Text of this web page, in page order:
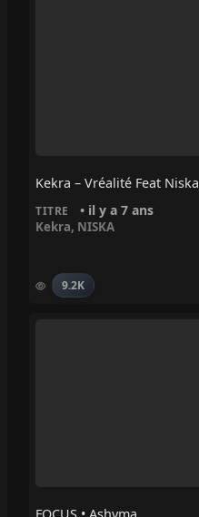
Kekra – Vréalité Feat Niska
TITRE • il y a 7 ans
Kekra, NISKA
9.2K